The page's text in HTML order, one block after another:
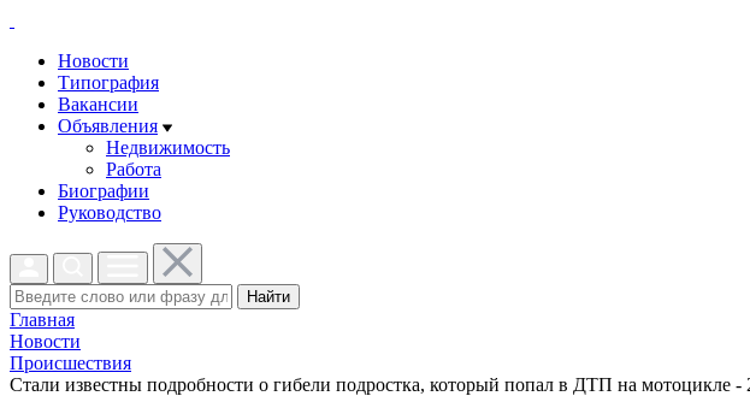
Новости
Типография
Вакансии
Объявления
Недвижимость
Работа
Биографии
Руководство
Найти
Главная
Новости
Проиcшествия
Стали известны подробности о гибели подростка, который попал в ДТП на мотоцикле -